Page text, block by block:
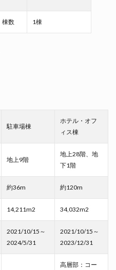
棟数 1棟
駐車場棟
ホテル・オフ
ィス棟
地上9階
地上28階、地
下1階
約36m 約120m
14,211m2 34,032m2
2021/10/15～
2024/5/31
2021/10/15～
2023/12/31
高層部：コー